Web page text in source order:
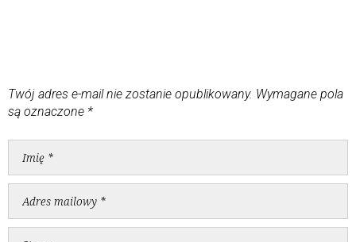
Twój adres e-mail nie zostanie opublikowany. Wymagane pola
są oznaczone *